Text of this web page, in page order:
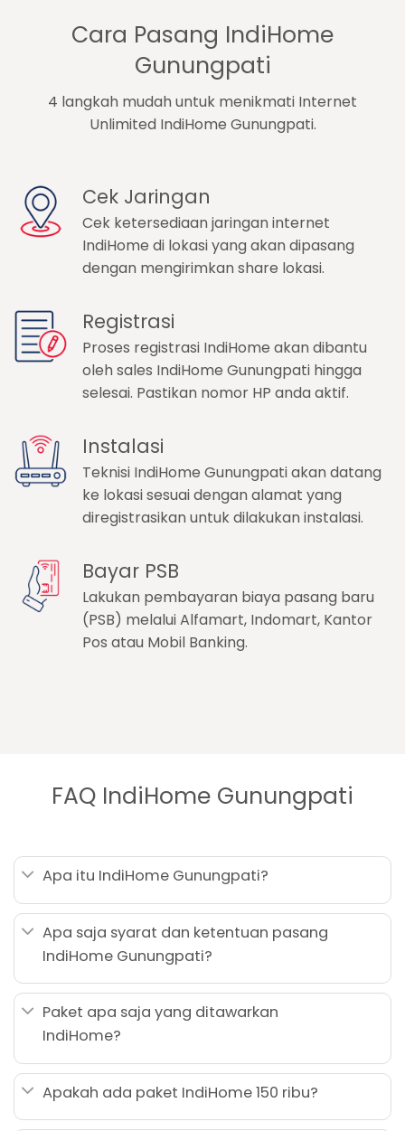
Cara Pasang IndiHome
Gunungpati
4 langkah mudah untuk menikmati Internet
Unlimited IndiHome Gunungpati.
Cek Jaringan
Cek ketersediaan jaringan internet
IndiHome di lokasi yang akan dipasang
dengan mengirimkan share lokasi.
Registrasi
Proses registrasi IndiHome akan dibantu
oleh sales IndiHome Gunungpati hingga
selesai. Pastikan nomor HP anda aktif.
Instalasi
Teknisi IndiHome Gunungpati akan datang
ke lokasi sesuai dengan alamat yang
diregistrasikan untuk dilakukan instalasi.
Bayar PSB
Lakukan pembayaran biaya pasang baru
(PSB) melalui Alfamart, Indomart, Kantor
Pos atau Mobil Banking.
FAQ IndiHome Gunungpati
Apa itu IndiHome Gunungpati?
Apa saja syarat dan ketentuan pasang
IndiHome Gunungpati?
Paket apa saja yang ditawarkan
IndiHome?
Apakah ada paket IndiHome 150 ribu?